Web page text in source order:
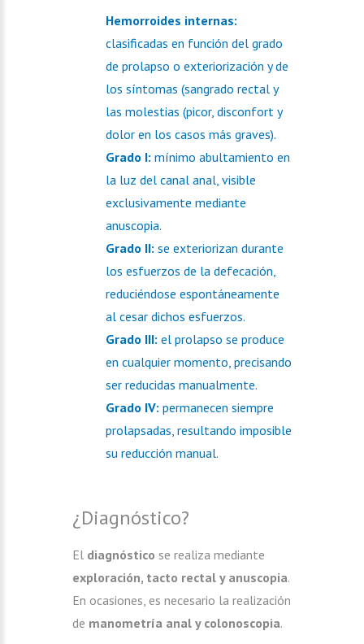
Hemorroides internas:
clasificadas en función del grado
de prolapso o exteriorización y de
los síntomas (sangrado rectal y
las molestias (picor, disconfort y
dolor en los casos más graves).
Grado I: mínimo abultamiento en
la luz del canal anal, visible
exclusivamente mediante
anuscopia.
Grado II: se exteriorizan durante
los esfuerzos de la defecación,
reduciéndose espontáneamente
al cesar dichos esfuerzos.
Grado III: el prolapso se produce
en cualquier momento, precisando
ser reducidas manualmente.
Grado IV: permanecen siempre
prolapsadas, resultando imposible
su reducción manual.
¿Diagnóstico?
El diagnóstico se realiza mediante
exploración, tacto rectal y anuscopia.
En ocasiones, es necesario la realización
de manometría anal y colonoscopia.